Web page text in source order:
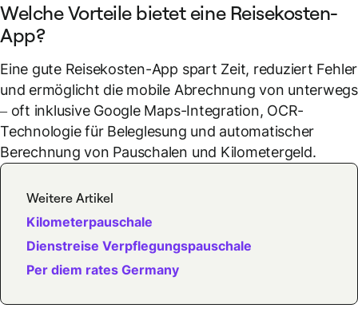
Welche Vorteile bietet eine Reisekosten-
App?
Eine gute Reisekosten-App spart Zeit, reduziert Fehler
und ermöglicht die mobile Abrechnung von unterwegs
– oft inklusive Google Maps-Integration, OCR-
Technologie für Beleglesung und automatischer
Berechnung von Pauschalen und Kilometergeld.
Weitere Artikel
Kilometerpauschale
Dienstreise Verpflegungspauschale
Per diem rates Germany